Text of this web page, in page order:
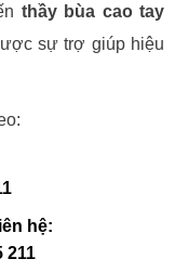
thầy bùa cao tay
sự trợ giúp hiệu
hệ:
211